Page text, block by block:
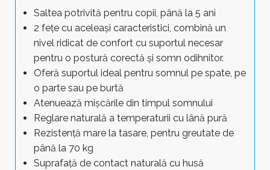
Saltea potrivită pentru copii, până la 5 ani
2 fețe cu aceleași caracteristici, combină un
nivel ridicat de confort cu suportul necesar
pentru o postură corectă și somn odihnitor.
Oferă suportul ideal pentru somnul pe spate, pe
o parte sau pe burtă
Atenuează mișcările din timpul somnului
Reglare naturală a temperaturii cu lână pură
Rezistență mare la tasare, pentru greutate de
până la 70 kg
Suprafață de contact naturală cu husă